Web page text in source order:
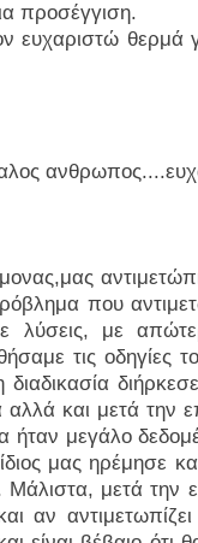
προσέγγιση.
ευχαριστώ θερμά
που
λύσεις, με
τις οδηγίες
αλλά και μετά την
ήταν μεγάλο
μας ηρέμησε
Μάλιστα, μετά την
αν